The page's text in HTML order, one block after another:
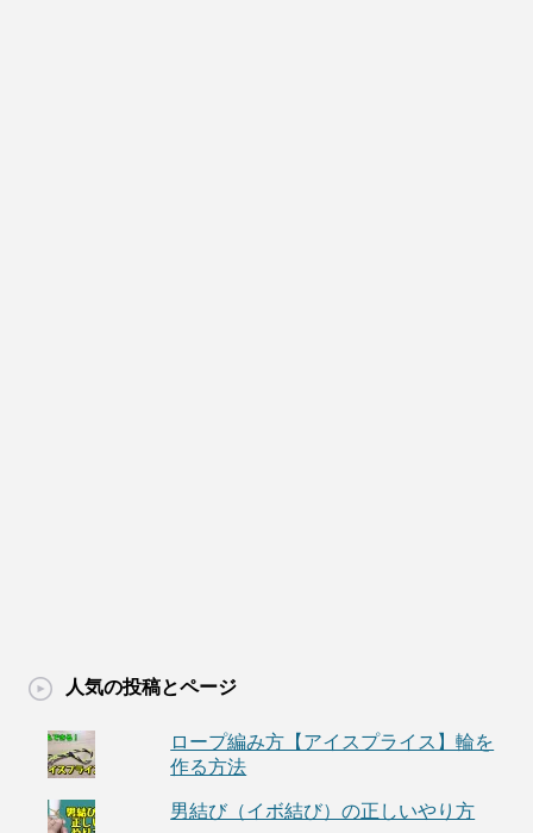
人気の投稿とページ
ロープ編み方【アイスプライス】輪を
作る方法
男結び（イボ結び）の正しいやり方